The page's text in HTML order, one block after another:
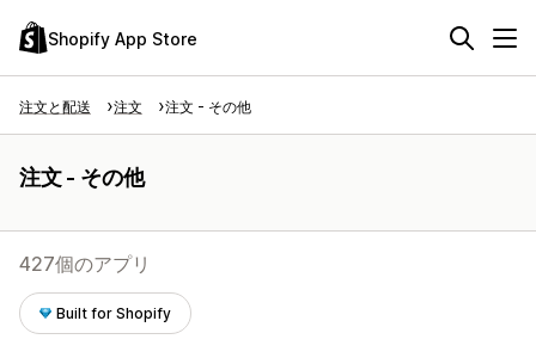
Shopify App Store
注文と配送 注文 注文 - その他
注文 - その他
427個のアプリ
Built for Shopify